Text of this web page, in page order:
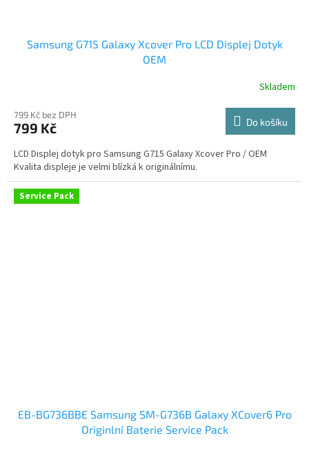
Samsung G715 Galaxy Xcover Pro LCD Displej Dotyk
OEM
Skladem
799 Kč bez DPH
799 Kč Do košíku
LCD Displej dotyk pro Samsung G715 Galaxy Xcover Pro / OEM
Kvalita displeje je velmi blízká k originálnímu.
Service Pack
EB-BG736BBE Samsung SM-G736B Galaxy XCover6 Pro
Originlní Baterie Service Pack